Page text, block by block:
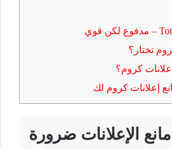
تختار؟
كروم؟
إعلانات كروم لك
الإعلانات ضرورة